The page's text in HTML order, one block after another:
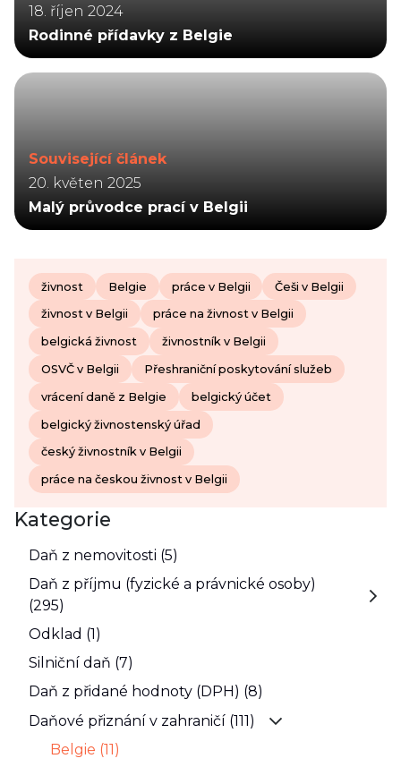
18. říjen 2024
Rodinné přídavky z Belgie
Související článek
20. květen 2025
Malý průvodce prací v Belgii
živnost Belgie práce v Belgii Češi v Belgii
živnost v Belgii práce na živnost v Belgii
belgická živnost živnostník v Belgii
OSVČ v Belgii Přeshraniční poskytování služeb
vrácení daně z Belgie belgický účet
belgický živnostenský úřad
český živnostník v Belgii
práce na českou živnost v Belgii
Kategorie
Daň z nemovitosti (5)
Daň z příjmu (fyzické a právnické osoby)
(295)
Odklad (1)
Silniční daň (7)
Daň z přidané hodnoty (DPH) (8)
Daňové přiznání v zahraničí (111)
Belgie (11)